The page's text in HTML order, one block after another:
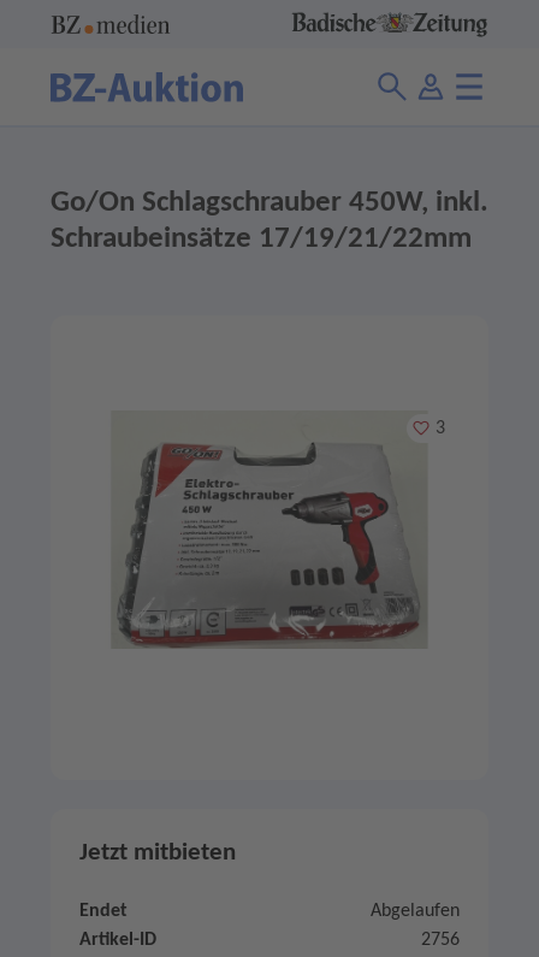
Go/On Schlagschrauber 450W, inkl.
Schraubeinsätze 17/19/21/22mm
Merken
3
Jetzt mitbieten
Endet
Abgelaufen
Artikel-ID
2756